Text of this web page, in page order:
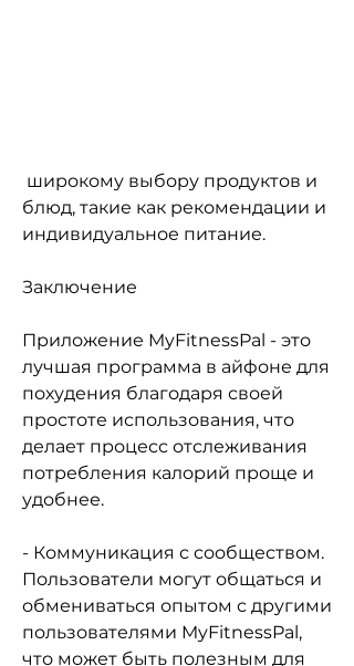
блюд, такие как рекомендации и
индивидуальное питание.
Заключение
Приложение MyFitnessPal - это
лучшая программа в айфоне для
похудения благодаря своей
простоте использования, что
делает процесс отслеживания
потребления калорий проще и
удобнее.
- Коммуникация с сообществом.
Пользователи могут общаться и
обмениваться опытом с другими
пользователями MyFitnessPal,
что может быть полезным для